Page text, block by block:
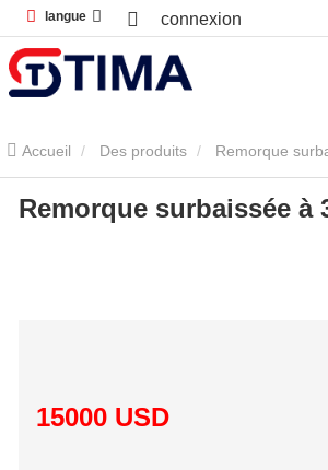
langue connexion
Accueil Des produits Remorque
surbaissée Remorque surbaissée à 3
Remorque surbaissée à
15000 USD